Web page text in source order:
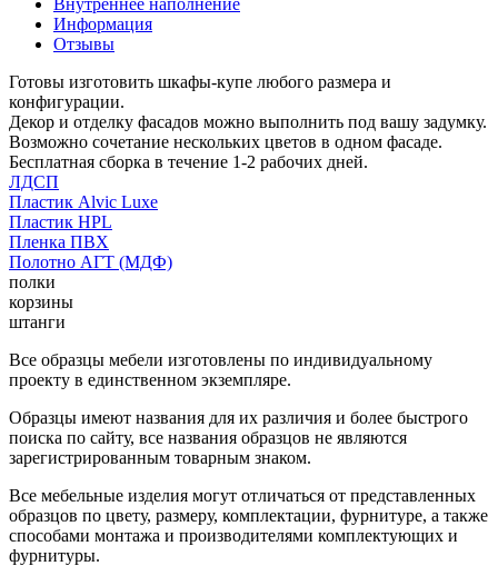
Информация
Отзывы
Готовы изготовить шкафы-купе любого размера и
конфигурации.
Декор и отделку фасадов можно выполнить под вашу задумку.
Возможно сочетание нескольких цветов в одном фасаде.
Бесплатная сборка в течение 1-2 рабочих дней.
ЛДСП
Пластик Alvic Luxe
Пластик HPL
Пленка ПВХ
Полотно АГТ (МДФ)
полки
корзины
штанги
Все образцы мебели изготовлены по индивидуальному
проекту в единственном экземпляре.
Образцы имеют названия для их различия и более быстрого
поиска по сайту, все названия образцов не являются
зарегистрированным товарным знаком.
Все мебельные изделия могут отличаться от представленных
образцов по цвету, размеру, комплектации, фурнитуре, а также
способами монтажа и производителями комплектующих и
фурнитуры.